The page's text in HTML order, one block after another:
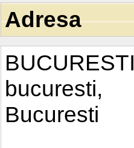
Adresa
bucuresti,
Bucuresti